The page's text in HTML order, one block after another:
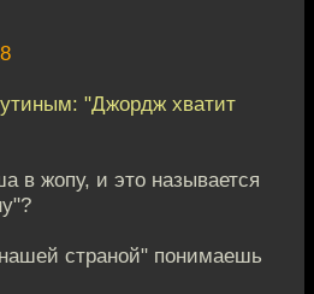
"Джордж хватит
в жопу, и это называется
страной" понимаешь